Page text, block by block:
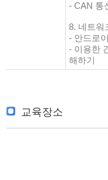
- CAN 통
8. 네트워
- 안드로
- 이용한
해하기
교육장소